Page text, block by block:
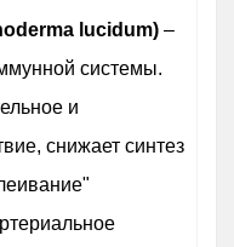
lucidum) –
системы.
и
снижает синтез